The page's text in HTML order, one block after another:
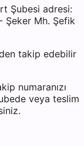
Şubesi adresi:
Şeker Mh. Şefik
takip edebilir
numaranızı
veya teslim